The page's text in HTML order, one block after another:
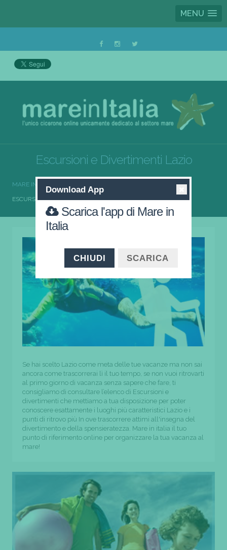
MENU
Escursioni e Divertimenti Lazio
MARE IN ITALIA
ESCURSIONI E DIVERTIMENTI LAZIO
Se hai scelto Lazio come meta delle tue vacanze ma non sai
ancora come trascorrerai lì il tuo tempo, se non vuoi ritrovarti
al primo giorno di vacanza senza sapere che fare, ti
consigliamo di consultare l’elenco di Escursioni e
divertimenti che mettiamo a tua disposizione per poter
conoscere esattamente i luoghi più caratteristici Lazio e i
punti di ritrovo più In ove trascorrere attimi all'insegna del
divertimento e della spensieratezza. Mare in italia il tuo
punto di riferimento online per organizzare la tua vacanza al
mare!
Download App
Scarica l'app di Mare in
Italia
CHIUDI SCARICA